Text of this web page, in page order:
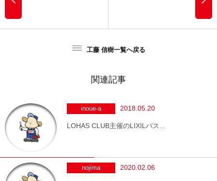
工藤 信樹一覧へ戻る
関連記事
inoue-a 2018.05.20
LOHAS CLUB主催のLIXILバス...
nojima 2020.02.06